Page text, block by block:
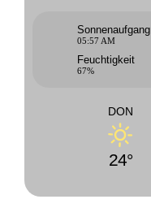
Sonnenaufgang
05:57 AM
Feuchtigkeit
67%
DON
24°